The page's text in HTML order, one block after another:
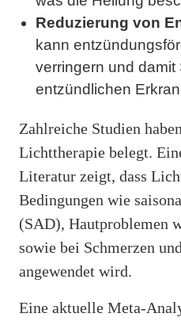
Reduzierung von
kann
verringern und damit
entzündlichen
Zahlreiche Studien
Lichttherapie belegt.
Literatur zeigt, dass
Bedingungen wie
(SAD), Hautproblemen
sowie bei Schmerzen
angewendet wird.
Eine aktuelle Meta-